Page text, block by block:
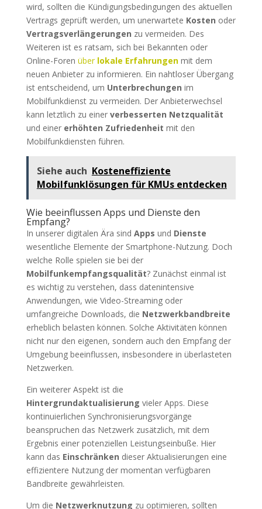
wird, sollten die Kündigungsbedingungen des aktuellen
Vertrags geprüft werden, um unerwartete Kosten oder
Vertragsverlängerungen zu vermeiden. Des
Weiteren ist es ratsam, sich bei Bekannten oder
Online-Foren über lokale Erfahrungenmit dem
neuen Anbieter zu informieren. Ein nahtloser Übergang
ist entscheidend, um Unterbrechungen im
Mobilfunkdienst zu vermeiden. Der Anbieterwechsel
kann letztlich zu einer verbesserten Netzqualität
und einer erhöhten Zufriedenheit mit den
Mobilfunkdiensten führen.
Siehe auch Kosteneffiziente
Mobilfunklösungen für KMUs entdecken
Wie beeinflussen Apps und Dienste den
Empfang?
In unserer digitalen Ära sind Apps und Dienste
wesentliche Elemente der Smartphone-Nutzung. Doch
welche Rolle spielen sie bei der
Mobilfunkempfangsqualität? Zunächst einmal ist
es wichtig zu verstehen, dass datenintensive
Anwendungen, wie Video-Streaming oder
umfangreiche Downloads, die Netzwerkbandbreite
erheblich belasten können. Solche Aktivitäten können
nicht nur den eigenen, sondern auch den Empfang der
Umgebung beeinflussen, insbesondere in überlasteten
Netzwerken.
Ein weiterer Aspekt ist die
Hintergrundaktualisierung vieler Apps. Diese
kontinuierlichen Synchronisierungsvorgänge
beanspruchen das Netzwerk zusätzlich, mit dem
Ergebnis einer potenziellen Leistungseinbuße. Hier
kann das Einschränken dieser Aktualisierungen eine
effizientere Nutzung der momentan verfügbaren
Bandbreite gewährleisten.
Um die Netzwerknutzung zu optimieren, sollten